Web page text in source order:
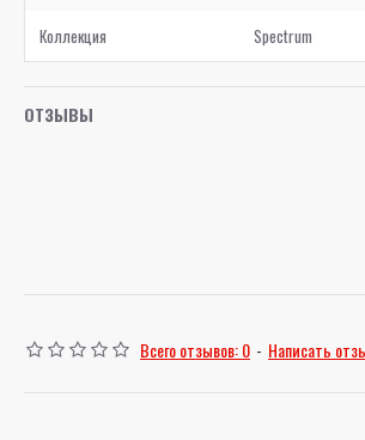
Коллекция Spectrum
ОТЗЫВЫ
Всего отзывов: 0 - Написать